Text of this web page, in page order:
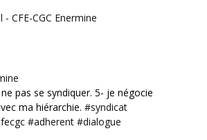
CFE-CGC Enermine
pas se syndiquer. 5- je négocie
ma hiérarchie. #syndicat
#adherent #dialogue